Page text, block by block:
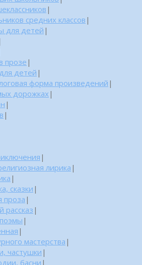
|
средних классов |
для детей |
прозе |
детей |
форма произведений |
дорожках|
|
|
|
лирика |
|
сказки |
проза|
рассказ|
|
|
мастерства |
частушки |
басни |